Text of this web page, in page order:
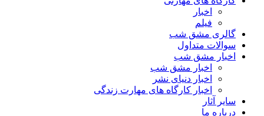
اخبار
فیلم
گالری مشق شب
سوالات متداول
اخبار مشق شب
اخبار مشق شب
اخبار دنیای نشر
اخبار کارگاه های مهارت زندگی
سایر آثار
درباره ما